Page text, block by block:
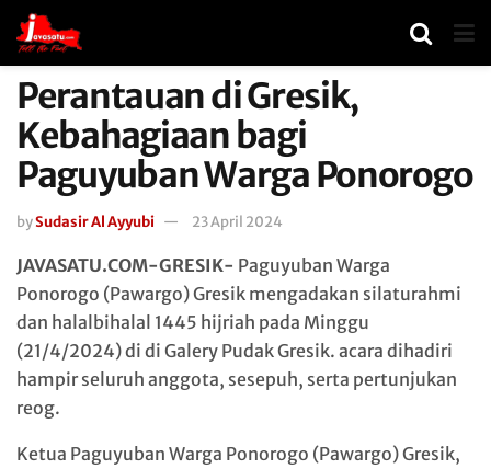
Perantauan di Gresik,
Kebahagiaan bagi
Paguyuban Warga Ponorogo
bySudasir Al Ayyubi 23 April 2024
JAVASATU.COM-GRESIK- Paguyuban Warga
Ponorogo (Pawargo) Gresik mengadakan silaturahmi
dan halalbihalal 1445 hijriah pada Minggu
(21/4/2024) di di Galery Pudak Gresik. acara dihadiri
hampir seluruh anggota, sesepuh, serta pertunjukan
reog.
Ketua Paguyuban Warga Ponorogo (Pawargo) Gresik,